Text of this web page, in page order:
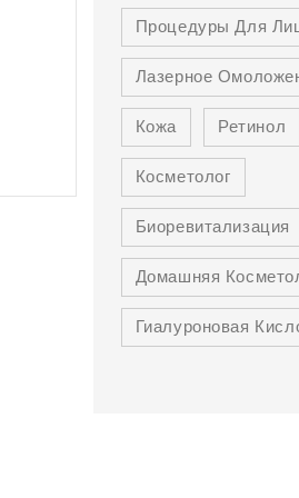
Процедуры Для
Лазерное
Кожа
Ретинол
Косметолог
Биоревитализация
Домашняя
Гиалуроновая